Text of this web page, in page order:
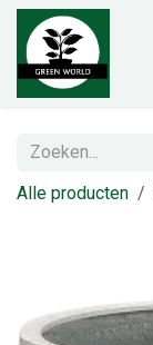
Overslaan naar inhoud
Alle producten